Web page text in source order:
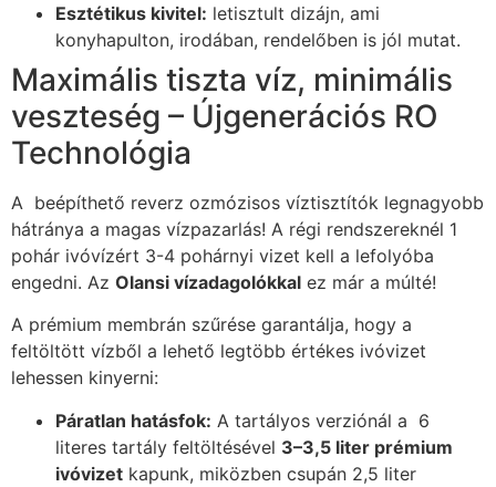
Esztétikus kivitel: letisztult dizájn, ami
konyhapulton, irodában, rendelőben is jól mutat.
Maximális tiszta víz, minimális
veszteség – Újgenerációs RO
Technológia
A beépíthető reverz ozmózisos víztisztítók legnagyobb
hátránya a magas vízpazarlás! A régi rendszereknél 1
pohár ivóvízért 3-4 pohárnyi vizet kell a lefolyóba
engedni. Az Olansi vízadagolókkal ez már a múlté!
A prémium membrán szűrése garantálja, hogy a
feltöltött vízből a lehető legtöbb értékes ivóvizet
lehessen kinyerni:
Páratlan hatásfok: A tartályos verziónál a 6
literes tartály feltöltésével 3–3,5 liter prémium
ivóvizet kapunk, miközben csupán 2,5 liter